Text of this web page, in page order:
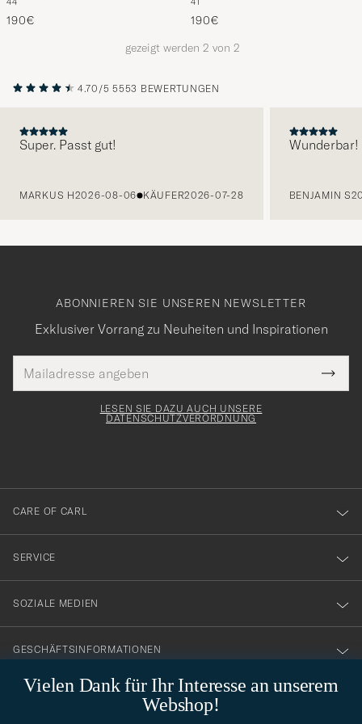
Sneaker Black
190€
Sneaker White
190€
gezeigt werden 2 von 2
4.70/5 5553 BEWERTUNGEN
Super. Passt gut!
MARKUS H2026-08-06 KÄUFER2026-07-28
Wunderbar!
BENJAMIN S
Vielen Dank für Ihr Interesse an unserem
Webshop!
ABONNIEREN SIE UNSEREN NEWSLETTER
Exklusiver Vorrang zu Neuheiten und Inspirationen
Mail
Adresse
Tack
för
dig
till
vårt
nyhetsbrev!
LESEN SIE DAZU AUCH UNSERE
DATENSCHUTZVERORDNUNG
CARE OF CARL
SERVICE
SOZIALE MEDIEN
GESCHÄFTSINFORMATIONEN